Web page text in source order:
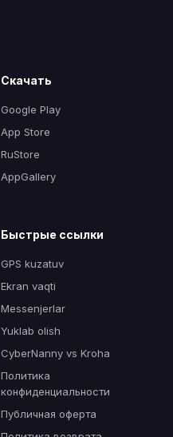
Скачать
Google Play
App Store
RuStore
AppGallery
Быстрые ссылки
GPS kuzatuv
Ekran vaqti
Messenjerlar
Yuklab olish
CyberNanny vs Kroha
Политика
конфиденциальности
Публичная оферта